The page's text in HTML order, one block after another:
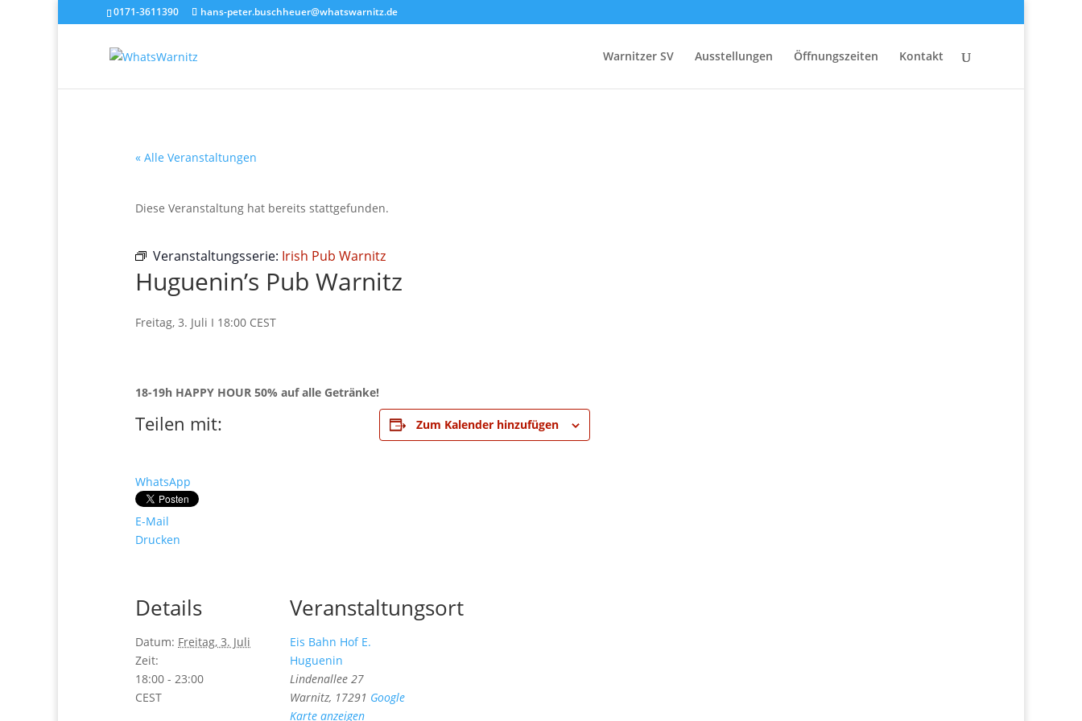
0171-3611390 hans-peter.buschheuer@whatswarnitz.de
Warnitzer SV Ausstellungen Öffnungszeiten Kontakt
« Alle Veranstaltungen
Diese Veranstaltung hat bereits stattgefunden.
Veranstaltungsserie: Irish Pub Warnitz
Huguenin’s Pub Warnitz
Freitag, 3. Juli I 18:00 CEST
18-19h HAPPY HOUR 50% auf alle Getränke!
Teilen mit:
WhatsApp
E-Mail
Drucken
Zum Kalender hinzufügen
Details
Datum: Freitag, 3. Juli
Zeit:
18:00 - 23:00
CEST
Veranstaltungsort
Eis Bahn Hof E.
Huguenin
Lindenallee 27
Warnitz, 17291 Google
Karte anzeigen